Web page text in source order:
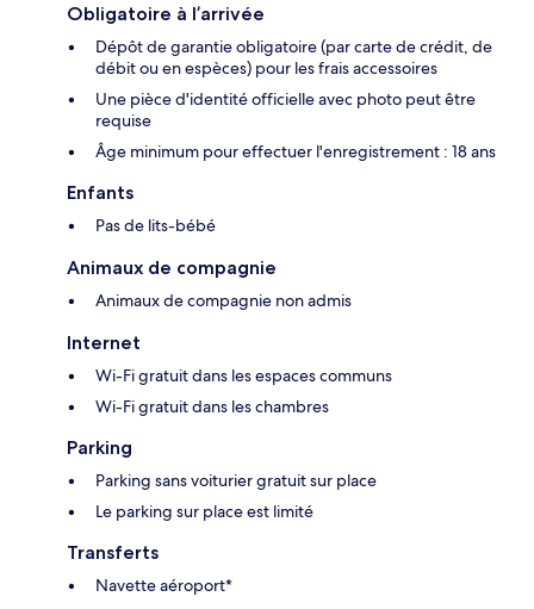
Obligatoire à l’arrivée
Dépôt de garantie obligatoire (par carte de crédit, de
débit ou en espèces) pour les frais accessoires
Une pièce d'identité officielle avec photo peut être
requise
Âge minimum pour effectuer l'enregistrement : 18 ans
Enfants
Pas de lits-bébé
Animaux de compagnie
Animaux de compagnie non admis
Internet
Wi-Fi gratuit dans les espaces communs
Wi-Fi gratuit dans les chambres
Parking
Parking sans voiturier gratuit sur place
Le parking sur place est limité
Transferts
Navette aéroport*